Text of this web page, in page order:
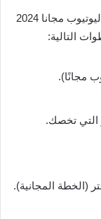
شرحًا لأفضل موقع زيادة مشاركين ومشاهدات اليوتيوب مجانا 2024
مجانًا).
التي تخصك.
(الخطة المجانية).